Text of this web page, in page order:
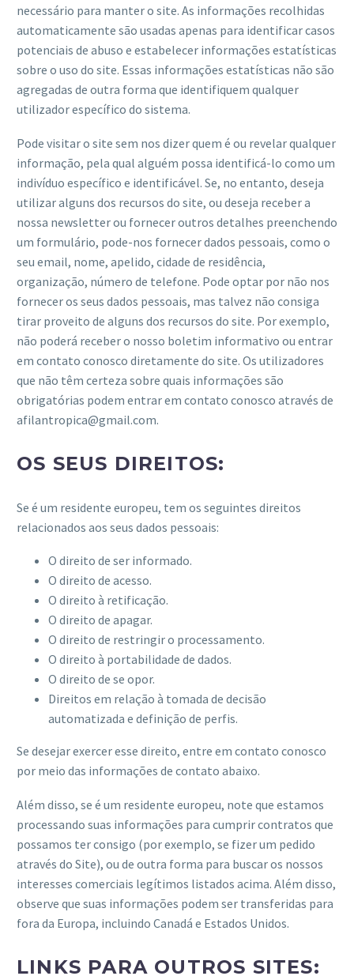
necessário para manter o site. As informações recolhidas
automaticamente são usadas apenas para identificar casos
potenciais de abuso e estabelecer informações estatísticas
sobre o uso do site. Essas informações estatísticas não são
agregadas de outra forma que identifiquem qualquer
utilizador específico do sistema.
Pode visitar o site sem nos dizer quem é ou revelar qualquer
informação, pela qual alguém possa identificá-lo como um
indivíduo específico e identificável. Se, no entanto, deseja
utilizar alguns dos recursos do site, ou deseja receber a
nossa newsletter ou fornecer outros detalhes preenchendo
um formulário, pode-nos fornecer dados pessoais, como o
seu email, nome, apelido, cidade de residência,
organização, número de telefone. Pode optar por não nos
fornecer os seus dados pessoais, mas talvez não consiga
tirar proveito de alguns dos recursos do site. Por exemplo,
não poderá receber o nosso boletim informativo ou entrar
em contato conosco diretamente do site. Os utilizadores
que não têm certeza sobre quais informações são
obrigatórias podem entrar em contato conosco através de
afilantropica@gmail.com.
OS SEUS DIREITOS:
Se é um residente europeu, tem os seguintes direitos
relacionados aos seus dados pessoais:
O direito de ser informado.
O direito de acesso.
O direito à retificação.
O direito de apagar.
O direito de restringir o processamento.
O direito à portabilidade de dados.
O direito de se opor.
Direitos em relação à tomada de decisão
automatizada e definição de perfis.
Se desejar exercer esse direito, entre em contato conosco
por meio das informações de contato abaixo.
Além disso, se é um residente europeu, note que estamos
processando suas informações para cumprir contratos que
possamos ter consigo (por exemplo, se fizer um pedido
através do Site), ou de outra forma para buscar os nossos
interesses comerciais legítimos listados acima. Além disso,
observe que suas informações podem ser transferidas para
fora da Europa, incluindo Canadá e Estados Unidos.
LINKS PARA OUTROS SITES: